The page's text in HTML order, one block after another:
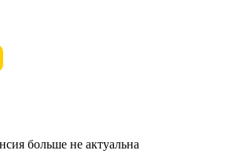
больше не актуальна